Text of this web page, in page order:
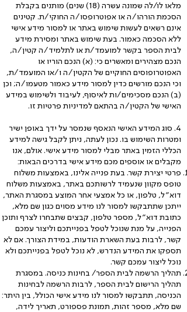
מלאו לו/לה שמונה עשרה (18) שנים) מותנים בקבלת
הסכמת הורהו/ה או אפוטרופסו/ה החוקי/ת. קטינים
אינם רשאים לעשות שימוש באתר או למסור מידע אישי
ללא הסכמה כאמור. בעת שימוש באתר ומסירת מידע
לבית הספר בקשר למועמד/ת או לתלמיד/ה קטין/ה,
הנכם מצהירים ומאשרים כי: (א) הנכם הוריו או
האפוטרופוסים החוקיים של הקטין/ה ו/או המועמד/ת,
וכי הנכם מורשים כדין למסור מידע כאמור מטעמו/ה; וכן
(ב) הנכם מסכימים/ות לאיסוף, לעיבוד ולשימוש במידע
האישי של הקטין/ה בהתאם למדיניות פרטיות זו.
4. סוג המידע האישי הנאסף שנמסר על ידך באופן ישיר
ומטרות השימוש בו. נכון לעתה, ניתן לקבל גישה למידע
הכללי הזמין באתר מבלי למסור מידע אישי. אולם, אנו
מקבלים או אוספים מכם מידע אישי בדרכים הבאות:
פרטי יצירת קשר. בעת פנייה אלינו, באמצעות משלוח
טופס מקוון שנעמיד לרשותכם באתר, באמצעות משלוח
דוא״ל, טלפון, או כל אמצעי אחר המוצע במסגרת האתר,
ייתכן שתתבקשו למסור לנו מידע מסוים כגון שם מלא,
כתובת דוא״ל, מספר טלפון, קבצים שתבחרו לצרף ותוכן
הפנייה, על מנת שנוכל לטפל בפנייתכם וליצור עמכם
קשר, לרבות בעת השארת הודעות, במידת הצורך. אם לא
תספקו את המידע הנדרש, לא נוכל לטפל בפנייתכם ולא
נוכל ליצור עמכם קשר.
תהליך הרשמה לבית הספר/ בחינות כניסה. במסגרת
תהליך הרישום לבית הספר, לרבות הרשמה לבחינות
הכניסה, תתבקשו למסור לנו מידע אישי הכולל, בין היתר:
שם מלא, מספר זהות, תמונת פספורט, תאריך לידה,